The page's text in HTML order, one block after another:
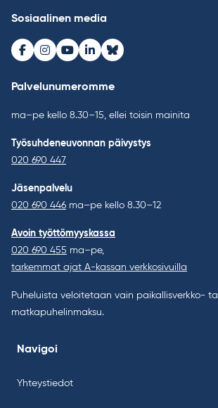
Sosiaalinen media
Facebook
Instagram
Youtube
LinkedInBluesky
Palvelunumeromme
ma–pe kello 8.30–15, ellei toisin mainita
Työsuhdeneuvonnan päivystys
020 690 447
Jäsenpalvelu
020 690 446 ma–pe kello 8.30–12
Avoin työttömyyskassa
020 690 455 ma–pe,
tarkemmat ajat A-kassan verkkosivuilla
Puheluista veloitetaan vain paikallisverkko-
matkapuhelinmaksu.
Navigoi
Yhteystiedot